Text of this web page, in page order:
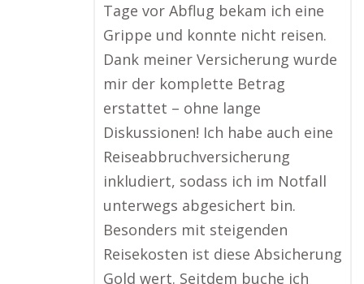
Tage vor Abflug bekam ich eine
Grippe und konnte nicht reisen.
Dank meiner Versicherung wurde
mir der komplette Betrag
erstattet – ohne lange
Diskussionen! Ich habe auch eine
Reiseabbruchversicherung
inkludiert, sodass ich im Notfall
unterwegs abgesichert bin.
Besonders mit steigenden
Reisekosten ist diese Absicherung
Gold wert. Seitdem buche ich